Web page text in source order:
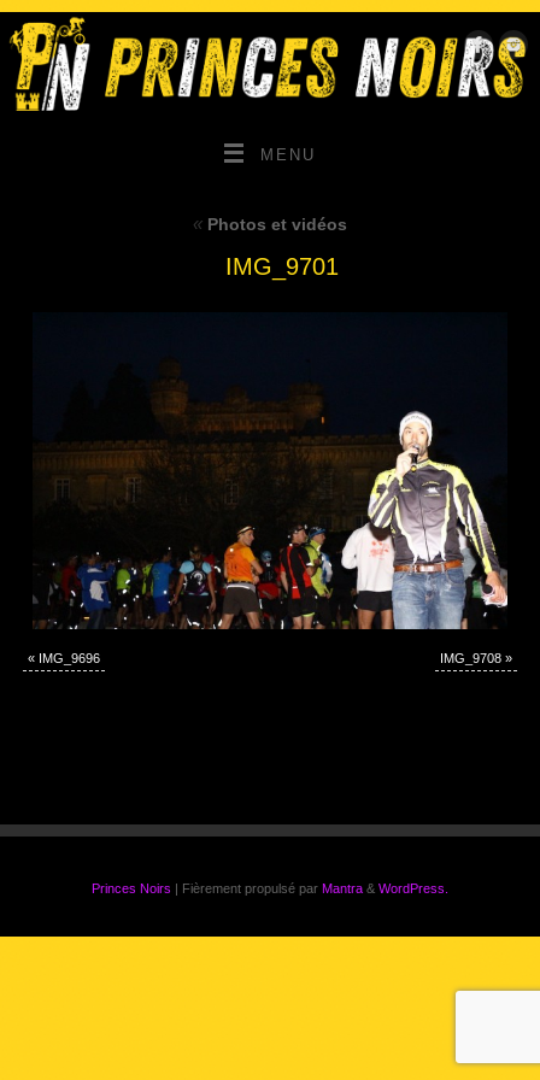
MENU
« Photos et vidéos
IMG_9701
« IMG_9696 IMG_9708 »
Princes Noirs | Fièrement propulsé par Mantra & WordPress.